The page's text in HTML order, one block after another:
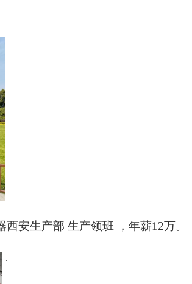
安生产部 生产领班 ，年薪12万。
.